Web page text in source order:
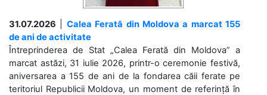
31.07.2026
Calea Ferată din Moldova a marcat 155
de ani de activitate
Întreprinderea de Stat „Calea Ferată din Moldova” a
marcat astăzi, 31 iulie 2026, printr-o ceremonie festivă,
aniversarea a 155 de ani de la fondarea căii ferate pe
teritoriul Republicii Moldova, un moment de referință în